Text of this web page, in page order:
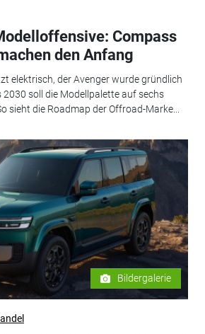
Compass
den Anfang
elektrisch, der Avenger wurde gründlich
soll die Modellpalette auf sechs
sieht die Roadmap der Offroad-Marke...
Bildergalerie